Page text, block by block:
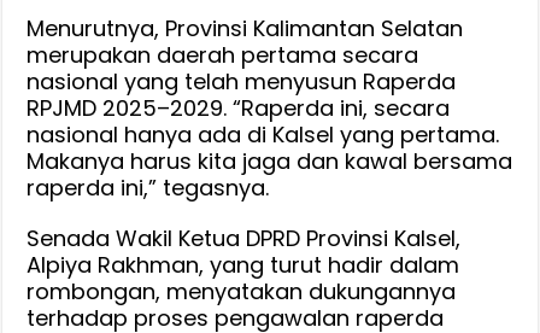
Menurutnya, Provinsi Kalimantan Selatan
merupakan daerah pertama secara
nasional yang telah menyusun Raperda
RPJMD 2025–2029. “Raperda ini, secara
nasional hanya ada di Kalsel yang pertama.
Makanya harus kita jaga dan kawal bersama
raperda ini,” tegasnya.
Senada Wakil Ketua DPRD Provinsi Kalsel,
Alpiya Rakhman, yang turut hadir dalam
rombongan, menyatakan dukungannya
terhadap proses pengawalan raperda